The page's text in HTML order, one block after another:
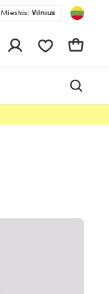
Miestas: Vilnius
Pageidavimų